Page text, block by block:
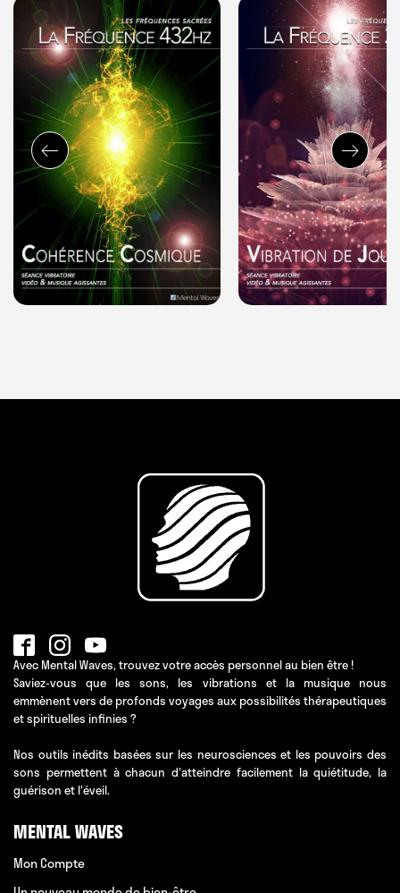
Avec Mental Waves, trouvez votre accès personnel au bien être !
Saviez-vous que les sons, les vibrations et la musique nous
emmènent vers de profonds voyages aux possibilités thérapeutiques
et spirituelles infinies ?
Nos outils inédits basées sur les neurosciences et les pouvoirs des
sons permettent à chacun d'atteindre facilement la quiétitude, la
guérison et l'éveil.
MENTAL WAVES
Mon Compte